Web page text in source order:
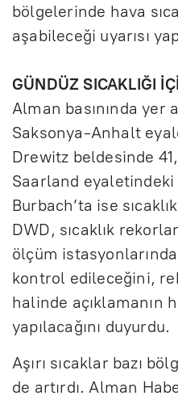
bölgelerinde hava
aşabileceği uyarısı
GÜNDÜZ SICAKLIĞI
Alman basınında
Saksonya-Anhalt
Drewitz beldesinde
Saarland
Burbach’ta ise
DWD, sıcaklık
ölçüm
kontrol edileceğini,
halinde açıklamanın
yapılacağını duyurdu.
Aşırı sıcaklar bazı
de artırdı. Alman